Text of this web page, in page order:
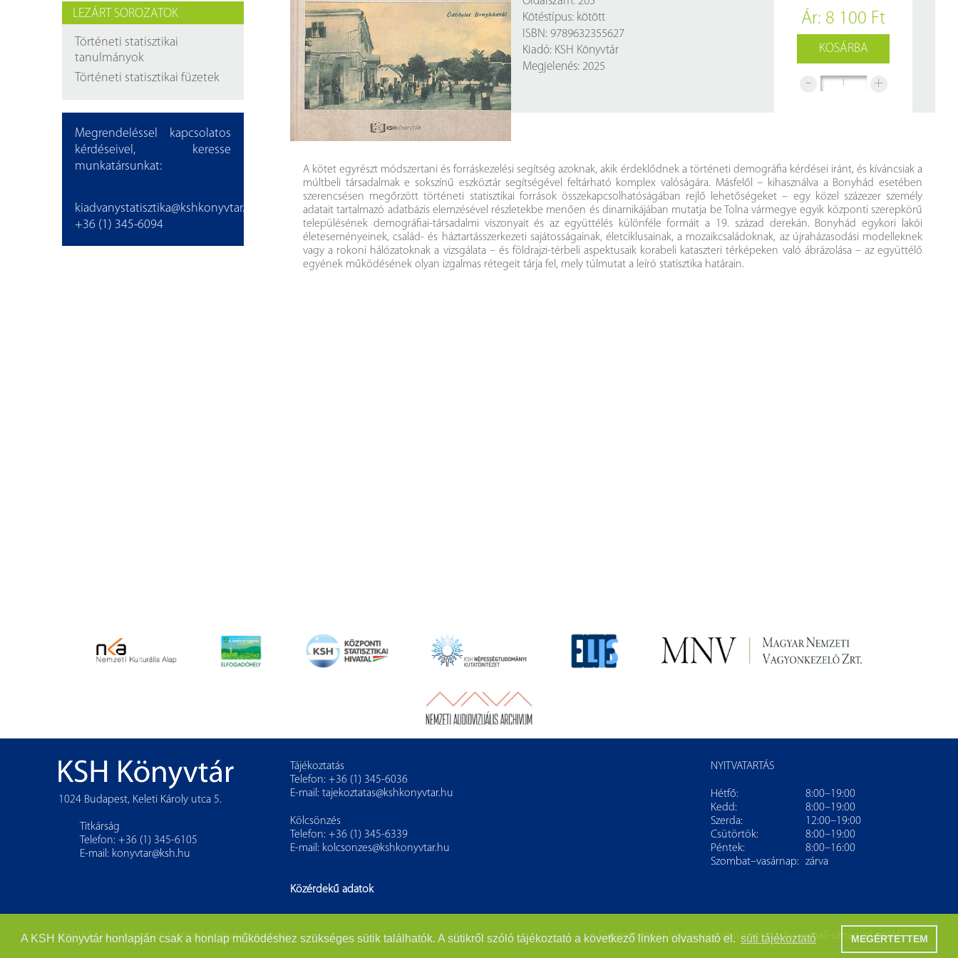
A KSH Könyvtár honlapján csak a honlap működéshez szükséges sütik találhatók. A sütikről szóló tájékoztató a következő linken olvasható el. süti tájékoztató MEGÉRTETTEM
Findura Imre-díszoklevéllel kitüntetett kollégáink
Galéria
Pályázatok
Online katalógus Próbahozzáférések adatbázisokhoz
Kitekintő
Könyvtári Hírlap
LEZÁRT SOROZATOK
Történeti statisztikai
tanulmányok
Történeti statisztikai füzetek
Megrendeléssel kapcsolatos
kérdéseivel, keresse
munkatársunkat:
kiadvanystatisztika@kshkonyvtar.hu
+36 (1) 345-6094
Kötéstípus: kötött
ISBN: 9789632355627
Kiadó: KSH Könyvtár
Megjelenés: 2025
Ár: 8 100 Ft
KOSÁRBA
- +
A kötet egyrészt módszertani és forráskezelési segítség azoknak, akik érdeklődnek a történeti demográfia kérdései iránt, és kíváncsiak a
múltbeli társadalmak e sokszínű eszköztár segítségével feltárható komplex valóságára. Másfelől – kihasználva a Bonyhád esetében
szerencsésen megőrzött történeti statisztikai források összekapcsolhatóságában rejlő lehetőségeket – egy közel százezer személy
adatait tartalmazó adatbázis elemzésével részletekbe menően és dinamikájában mutatja be Tolna vármegye egyik központi szerepkörű
településének demográfiai-társadalmi viszonyait és az együttélés különféle formáit a 19. század derekán. Bonyhád egykori lakói
életeseményeinek, család- és háztartásszerkezeti sajátosságainak, életciklusainak, a mozaikcsaládoknak, az újraházasodási modelleknek
vagy a rokoni hálózatoknak a vizsgálata – és földrajzi-térbeli aspektusaik korabeli kataszteri térképeken való ábrázolása – az együttélő
egyének működésének olyan izgalmas rétegeit tárja fel, mely túlmutat a leíró statisztika határain.
1024 Budapest, Keleti Károly utca 5.
Titkárság
Telefon: +36 (1) 345-6105
E-mail: konyvtar@ksh.hu
Tájékoztatás
Telefon: +36 (1) 345-6036
E-mail: tajekoztatas@kshkonyvtar.hu
Kölcsönzés
Telefon: +36 (1) 345-6339
E-mail: kolcsonzes@kshkonyvtar.hu
Közérdekű adatok
NYITVATARTÁS
Hétfő:
8:00–19:00
Kedd:
8:00–19:00
Szerda:
12:00–19:00
Csütörtök:
8:00–19:00
Péntek:
8:00–16:00
Szombat–vasárnap:
zárva
© 2013–2022 Központi Statisztikai Hivatal Könyvtár Észrevételeiket kérjük, azit@kshkonyvtar.hue-mail-címen jelezzék!